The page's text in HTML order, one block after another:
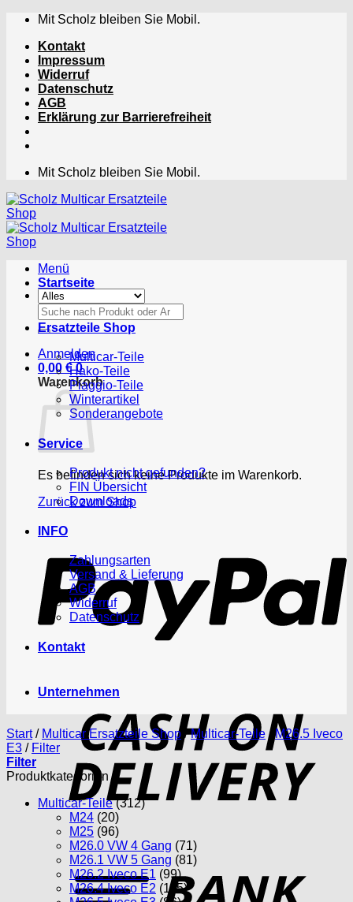
Zum
springen
Mit Scholz bleiben Sie Mobil.
Kontakt
Impressum
Widerruf
Datenschutz
AGB
Erklärung zur Barrierefreiheit
Mit Scholz bleiben Sie Mobil.
Menü
Suchen
nach:
Anmelden
0,00 € 0
Warenkorb
Es befinden sich keine Produkte im Warenkorb.
Zurück zum Shop
Startseite
Ersatzteile Shop
Multicar-Teile
Hako-Teile
Piaggio-Teile
Winterartikel
Sonderangebote
Service
Produkt nicht gefunden?
FIN Übersicht
Downloads
INFO
Zahlungsarten
Versand & Lieferung
AGB
Widerruf
Datenschutz
Kontakt
Unternehmen
Start / Multicar Ersatzteile Shop / Multicar-Teile / M26.5 Iveco
E3 / Filter
Filter
Produktkategorien
Multicar-Teile (312)
M24 (20)
M25 (96)
M26.0 VW 4 Gang (71)
M26.1 VW 5 Gang (81)
M26.2 Iveco E1 (99)
M26.4 Iveco E2 (115)